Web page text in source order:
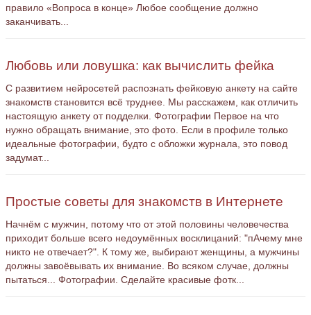
правило «Вопроса в конце» Любое сообщение должно
заканчивать...
Любовь или ловушка: как вычислить фейка
С развитием нейросетей распознать фейковую анкету на сайте
знакомств становится всё труднее. Мы расскажем, как отличить
настоящую анкету от подделки. Фотографии Первое на что
нужно обращать внимание, это фото. Если в профиле только
идеальные фотографии, будто с обложки журнала, это повод
задумат...
Простые советы для знакомств в Интернете
Начнём с мужчин, потому что от этой половины человечества
приходит больше всего недоумённых восклицаний: "пАчему мне
никто не отвечает?". К тому же, выбирают женщины, а мужчины
должны завоёвывать их внимание. Во всяком случае, должны
пытаться... Фотографии. Сделайте красивые фотк...